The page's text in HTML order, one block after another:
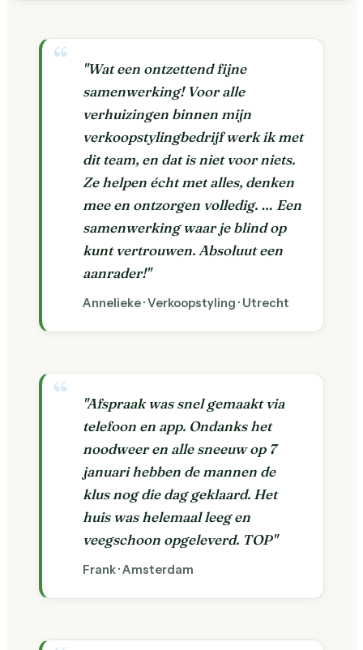
"Wat een ontzettend fijne
samenwerking! Voor alle
verhuizingen binnen mijn
verkoopstylingbedrijf werk ik met
dit team, en dat is niet voor niets.
Ze helpen écht met alles, denken
mee en ontzorgen volledig. … Een
samenwerking waar je blind op
kunt vertrouwen. Absoluut een
aanrader!"
Annelieke · Verkoopstyling · Utrecht
"Afspraak was snel gemaakt via
telefoon en app. Ondanks het
noodweer en alle sneeuw op 7
januari hebben de mannen de
klus nog die dag geklaard. Het
huis was helemaal leeg en
veegschoon opgeleverd. TOP"
Frank · Amsterdam